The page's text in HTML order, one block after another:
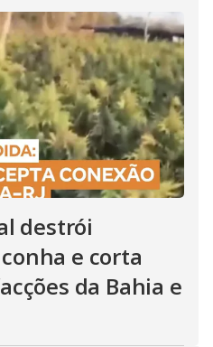
destrói
e corta
da Bahia e